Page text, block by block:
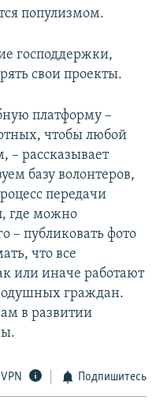
популизмом.
господдержки,
свои проекты.
платформу –
чтобы любой
– рассказывает
базу волонтеров,
передачи
где можно
– публиковать фото
что все
или иначе работают
граждан.
в развитии
Подпишитесь